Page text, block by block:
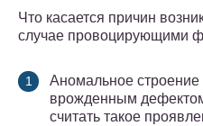
Что касается причин
случае провоцирующими
Аномальное
врожденным
считать такое